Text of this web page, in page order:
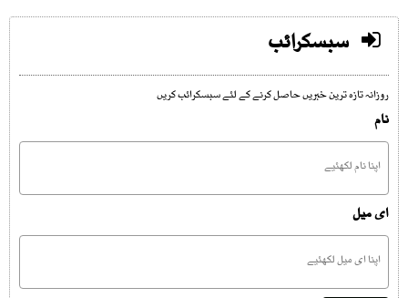
سبسکرائب
روزانہ تازہ ترین خبریں حاصل کرنے کے لئے سبسکرائب کریں
نام
ای میل